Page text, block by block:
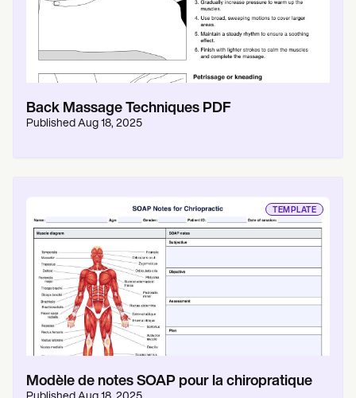
Back Massage Techniques PDF
Published Aug 18, 2025
TEMPLATE
Modèle de notes SOAP pour la chiropratique